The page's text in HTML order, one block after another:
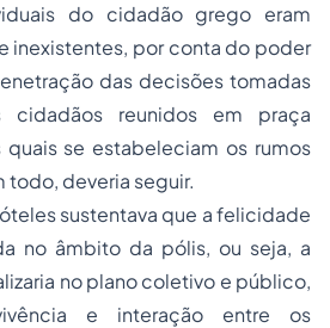
do cidadão grego eram
inexistentes, por conta do poder
das decisões tomadas
cidadãos reunidos em praça
se estabeleciam os rumos
todo, deveria seguir.
sustentava que a felicidade
no âmbito da pólis, ou seja, a
no plano coletivo e público,
e interação entre os